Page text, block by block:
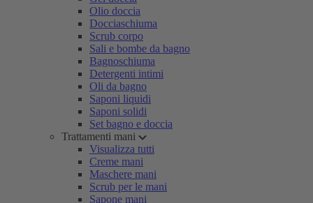
Olio doccia
Docciaschiuma
Scrub corpo
Sali e bombe da bagno
Bagnoschiuma
Detergenti intimi
Oli da bagno
Saponi liquidi
Saponi solidi
Set bagno e doccia
Trattamenti mani
Visualizza tutti
Creme mani
Maschere mani
Scrub per le mani
Sapone mani